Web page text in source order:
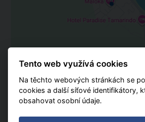
Tento web využívá cookies
Na těchto webových stránkách se
cookies a další síťové identifikátory,
obsahovat osobní údaje.